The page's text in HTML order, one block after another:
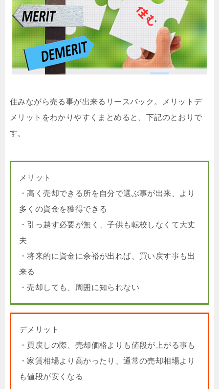
住みながら売る事が出来るリースバック。メリットデ
メリットをわかりやすくまとめると、下記のとおりで
す。
メリット
・高く売却できる所を自分で選ぶ事が出来、より
多くの資金を獲得できる
・引っ越す必要が無く、子供も転校しなくて大丈
夫
・将来的に資金に余裕が出れば、買い戻す事も出
来る
・売却しても、周囲に知られない
デメリット
・買戻しの際、売却価格よりも値段が上がる事も
・家賃相場より高かったり、通常の売却相場より
も値段が安くなる